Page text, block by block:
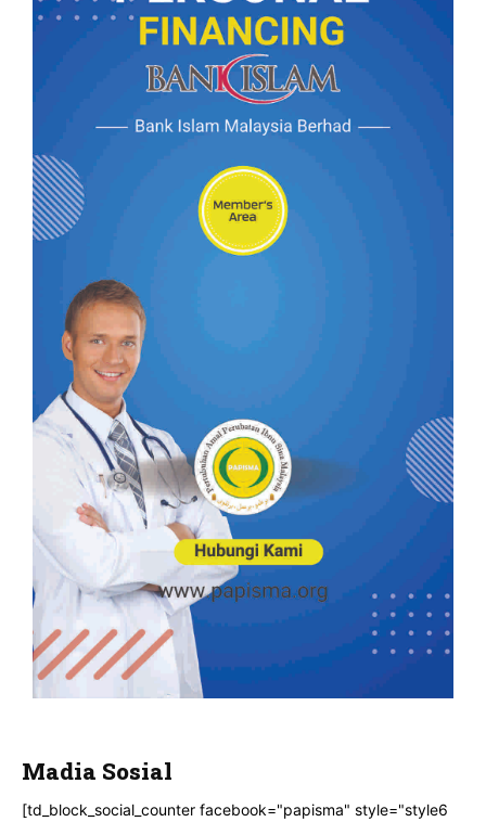
Madia Sosial
[td_block_social_counter facebook="papisma" style="style6